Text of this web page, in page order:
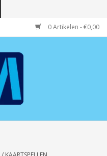
0 Artikelen - €0,00